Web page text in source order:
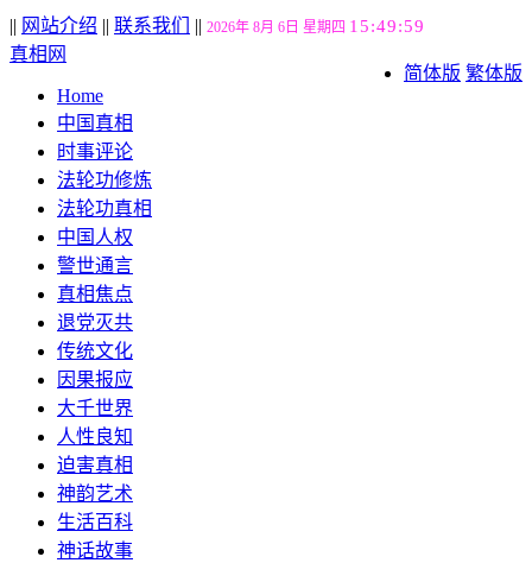
|| 网站介绍 || 联系我们 || 2026年 8月 6日 星期四 15:50:00
简体版 繁体版
真相网
Home
中国真相
时事评论
法轮功修炼
法轮功真相
中国人权
警世通言
真相焦点
退党灭共
传统文化
因果报应
大千世界
人性良知
迫害真相
神韵艺术
生活百科
神话故事